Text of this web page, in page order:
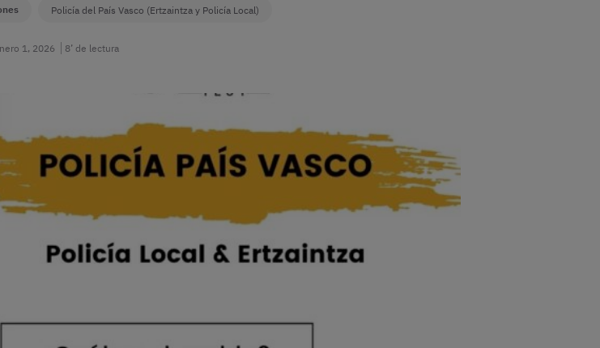
Policía del País Vasco (Ertzaintza y Policía Local)
1, 2026 8’ de lectura